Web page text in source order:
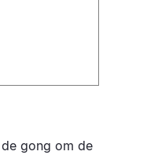
de gong om de